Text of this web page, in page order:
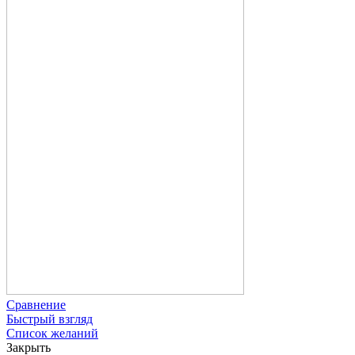
Сравнение
Быстрый взгляд
Список желаний
Закрыть